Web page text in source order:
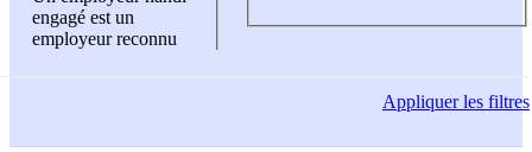
engagé est un
employeur reconnu
Appliquerles filtres